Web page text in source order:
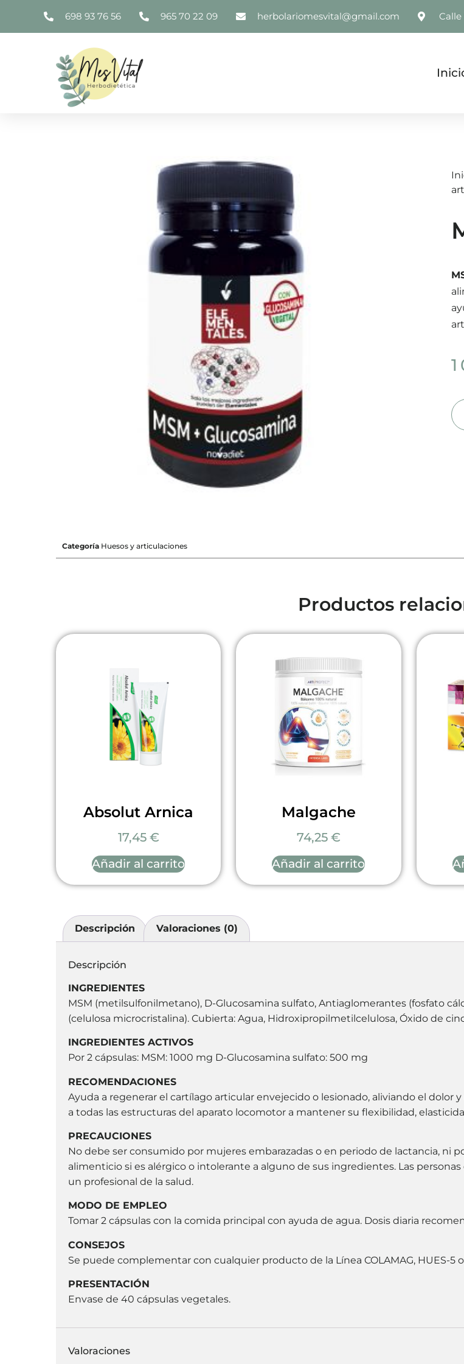
698 93 76 56 965 70 22 09 herbolariomesvital@gmail.com Calle
Categoría Huesos y articulaciones
Productos
Absolut Arnica
17,45 €
Añadir al carrito
Malgache
74,25 €
Añadir al carrito
Descripción Valoraciones (0)
Descripción
INGREDIENTES
MSM (metilsulfonilmetano), D-Glucosamina sulfato, Antiaglomerantes (fosfato
(celulosa microcristalina). Cubierta: Agua, Hidroxipropilmetilcelulosa, Óxido de
INGREDIENTES ACTIVOS
Por 2 cápsulas: MSM: 1000 mg D-Glucosamina sulfato: 500 mg
RECOMENDACIONES
Ayuda a regenerar el cartílago articular envejecido o lesionado, aliviando el dolor
a todas las estructuras del aparato locomotor a mantener su flexibilidad,
PRECAUCIONES
No debe ser consumido por mujeres embarazadas o en periodo de lactancia, ni
alimenticio si es alérgico o intolerante a alguno de sus ingredientes. Las
un profesional de la salud.
MODO DE EMPLEO
Tomar 2 cápsulas con la comida principal con ayuda de agua. Dosis diaria
CONSEJOS
Se puede complementar con cualquier producto de la Línea COLAMAG, HUES-5 o
PRESENTACIÓN
Envase de 40 cápsulas vegetales.
Valoraciones